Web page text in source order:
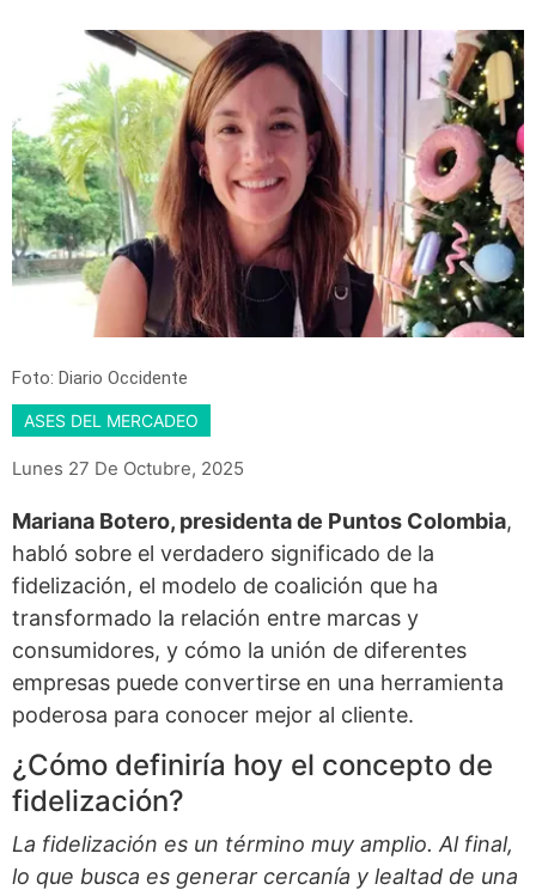
Foto: Diario Occidente
ASES DEL MERCADEO
Lunes 27 De Octubre, 2025
Mariana Botero, presidenta de Puntos Colombia,
habló sobre el verdadero significado de la
fidelización, el modelo de coalición que ha
transformado la relación entre marcas y
consumidores, y cómo la unión de diferentes
empresas puede convertirse en una herramienta
poderosa para conocer mejor al cliente.
¿Cómo definiría hoy el concepto de
fidelización?
La fidelización es un término muy amplio. Al final,
lo que busca es generar cercanía y lealtad de una